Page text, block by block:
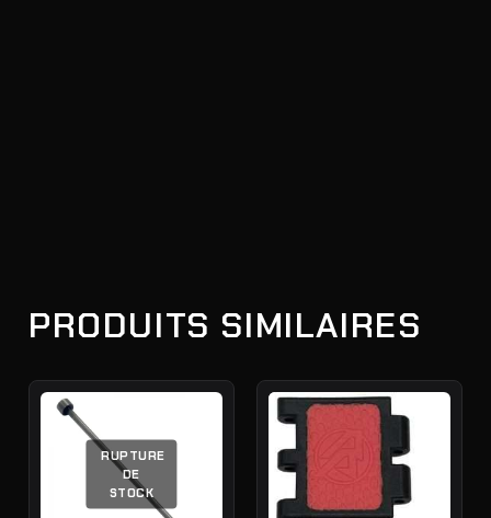
PRODUITS SIMILAIRES
RUPTURE
DE
STOCK